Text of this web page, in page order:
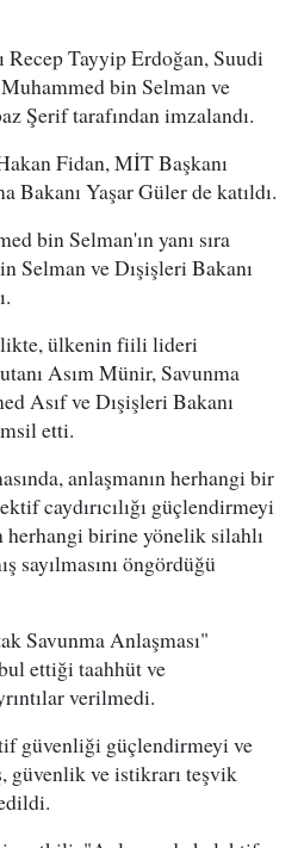
Recep Tayyip Erdoğan, Suudi
bin Selman ve
Şerif tarafından imzalandı.
Fidan, MİT Başkanı
Bakanı Yaşar Güler de katıldı.
bin Selman'ın yanı sıra
Selman ve Dışişleri Bakanı
ülkenin fiili lideri
Asım Münir, Savunma
Asıf ve Dışişleri Bakanı
etti.
anlaşmanın herhangi bir
caydırıcılığı güçlendirmeyi
herhangi birine yönelik silahlı
sayılmasını öngördüğü
Savunma Anlaşması"
ettiği taahhüt ve
verilmedi.
güvenliği güçlendirmeyi ve
güvenlik ve istikrarı teşvik